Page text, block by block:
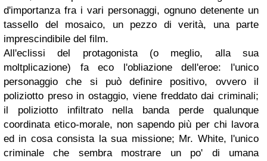
d'importanza fra i vari personaggi, ognuno detenente un
tassello del mosaico, un pezzo di verità, una parte
imprescindibile del film.
All'eclissi del protagonista (o meglio, alla sua
moltplicazione) fa eco l'obliazione dell'eroe: l'unico
personaggio che si può definire positivo, ovvero il
poliziotto preso in ostaggio, viene freddato dai criminali;
il poliziotto infiltrato nella banda perde qualunque
coordinata etico-morale, non sapendo più per chi lavora
ed in cosa consista la sua missione; Mr. White, l'unico
criminale che sembra mostrare un po' di umana